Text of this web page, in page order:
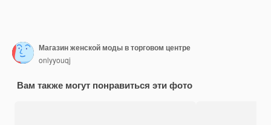
Магазин женской моды в торговом центре
onlyyouqj
Вам также могут понравиться эти фото